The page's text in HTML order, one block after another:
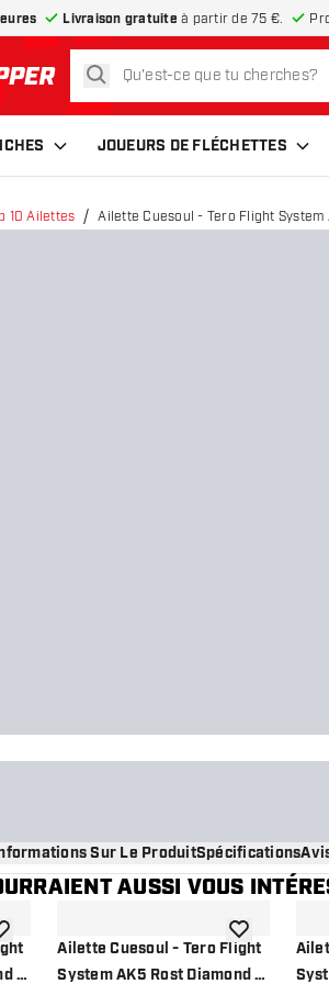
Livraison gratuite à partir de 75 €.
la page d’accueil
rechercher
JOUEURS DE FLÉCHETTES
10 Ailettes Ailette Cuesoul - Tero Flight System
Sur Le ProduitSpécifications
AUSSI VOUS
-
à la liste de souhaits
Ailette Cuesoul - Tero Flight
System AK5 Rost Diamond -
ajouter à la